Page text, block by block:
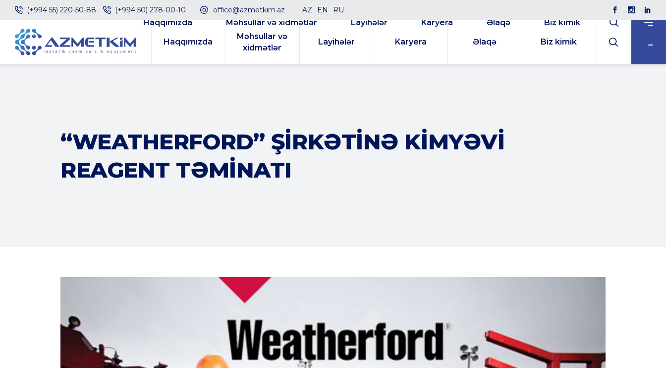
(+994 55) 220-50-88 (+994 50) 278-00-10 office@azmetkim.az AZ EN RU
Haqqımızda
Məhsullar və
xidmətlər
Layihələr Karyera Əlaqə Biz kimik
Haqqımızda Məhsullar və xidmətlər Layihələr Karyera Əlaqə Biz kimik
“WEATHERFORD” ŞIRKƏTINƏ KIMYƏVI
REAGENT TƏMINATI